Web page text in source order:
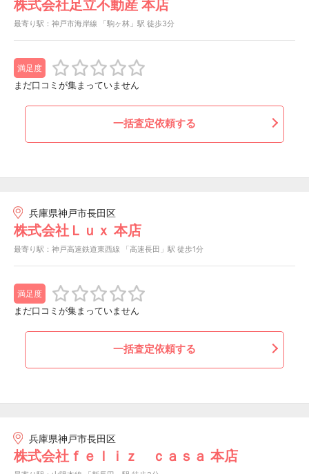
株式会社足立不動産 本店
最寄り駅：神戸市海岸線 「駒ヶ林」駅 徒歩3分
満足度
まだ口コミが集まっていません
一括査定依頼する
兵庫県神戸市長田区
株式会社Ｌｕｘ 本店
最寄り駅：神戸高速鉄道東西線 「高速長田」駅 徒歩1分
満足度
まだ口コミが集まっていません
一括査定依頼する
兵庫県神戸市長田区
株式会社ｆｅｌｉｚ ｃａｓａ 本店